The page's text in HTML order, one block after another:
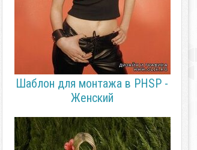
Шаблон для монтажа в PHSP -
Женский